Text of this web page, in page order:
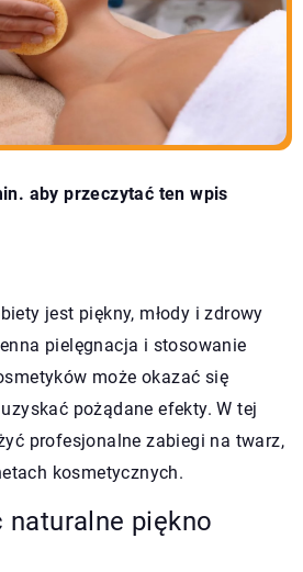
aby przeczytać ten wpis
jest piękny, młody i zdrowy
pielęgnacja i stosowanie
może okazać się
pożądane efekty. W tej
profesjonalne zabiegi na twarz,
kosmetycznych.
piękno